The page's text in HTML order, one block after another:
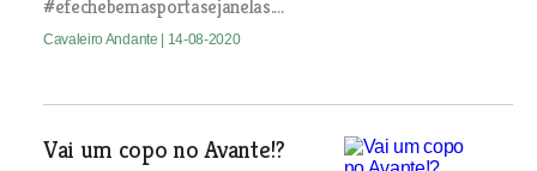
#efechebemasportasejanelas....
Cavaleiro Andante | 14-08-2020
Vai um copo no Avante!?